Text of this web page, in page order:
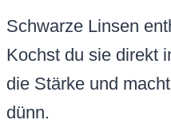
Schwarze Linsen
Kochst du sie direkt
die Stärke und
dünn.